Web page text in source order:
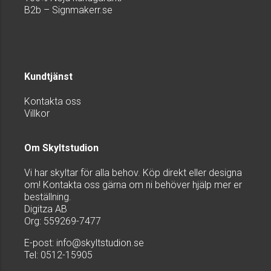
B2b – Signmakerr.se
Kundtjänst
Kontakta oss
Villkor
Om Skyltstudion
Vi har skyltar för alla behov. Köp direkt eller designa
om! Kontakta oss gärna om ni behöver hjälp mer er
beställning.
Digitza AB
Org: 559269-7477
E-post: info@skyltstudion.se
Tel: 0512-15905